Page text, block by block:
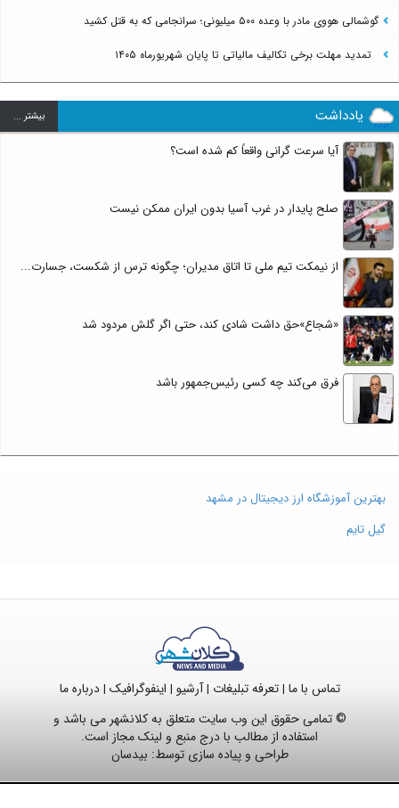
گوشمالی هووی مادر با وعده ۵۰۰ میلیونی؛ سرانجامی که به قتل کشید
تمدید مهلت برخی تکالیف مالیاتی تا پایان شهریورماه ۱۴۰۵
یادداشت بيشتر ...
آیا سرعت گرانی واقعاً کم شده است؟
صلح پایدار در غرب آسیا بدون ایران ممکن نیست
از نیمکت تیم ملی تا اتاق مدیران؛ چگونه ترس از شکست، جسارت...
«شجاع»حق داشت شادی کند، حتی اگر گلش مردود شد
فرق می‌کند چه کسی رئیس‌جمهور باشد
بهترین آموزشگاه ارز دیجیتال در مشهد
گیل تایم
تماس با ما |تعرفه تبلیغات |آرشیو | اینفوگرافیک |درباره ما
© تمامی حقوق این وب سایت متعلق به کلانشهر می باشد و
استفاده از مطالب با درج منبع و لینک مجاز است.
طراحی و پیاده سازی توسط: بیدسان